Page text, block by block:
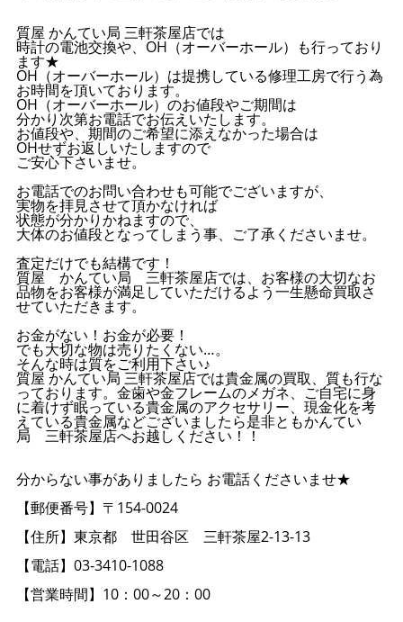
質屋 かんてい局 三軒茶屋店では
時計の電池交換や、OH（オーバーホール）も行っており
ます★
OH（オーバーホール）は提携している修理工房で行う為
お時間を頂いております。
OH（オーバーホール）のお値段やご期間は
分かり次第お電話でお伝えいたします。
お値段や、期間のご希望に添えなかった場合は
OHせずお返しいたしますので
ご安心下さいませ。
お電話でのお問い合わせも可能でございますが、
実物を拝見させて頂かなければ
状態が分かりかねますので、
大体のお値段となってしまう事、ご了承くださいませ。
査定だけでも結構です！
質屋 かんてい局 三軒茶屋店では、お客様の大切なお
品物をお客様が満足していただけるよう一生懸命買取さ
せていただきます。
お金がない！お金が必要！
でも大切な物は売りたくない…。
そんな時は質をご利用下さい♪
質屋 かんてい局 三軒茶屋店では貴金属の買取、質も行な
っております。金歯や金フレームのメガネ、ご自宅に身
に着けず眠っている貴金属のアクセサリー、現金化を考
えている貴金属などございましたら是非ともかんてい
局 三軒茶屋店へお越しください！！
分からない事がありましたら お電話くださいませ★
【郵便番号】〒154-0024
【住所】東京都 世田谷区 三軒茶屋2-13-13
【電話】03-3410-1088
【営業時間】10：00～20：00